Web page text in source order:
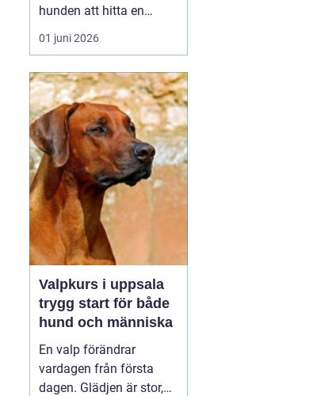
hunden att hitta en
specifik doft, till exempel
narkotika, vägglöss,
ämnen som människor
har svårt att upptäcka
själva. Genom
strukturerad träning kan
både arbets- och
sällskapshundar ut...
01 juni 2026
Valpkurs i uppsala
trygg start för både
hund och människa
En valp förändrar
vardagen från första
dagen. Glädjen är stor,